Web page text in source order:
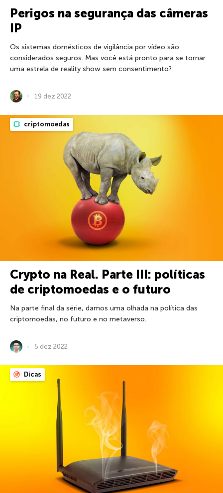
Perigos na segurança das câmeras
IP
Os sistemas domésticos de vigilância por vídeo são
considerados seguros. Mas você está pronto para se tornar
uma estrela de reality show sem consentimento?
19 dez 2022
criptomoedas
Crypto na Real. Parte III: políticas
de criptomoedas e o futuro
Na parte final da série, damos uma olhada na política das
criptomoedas, no futuro e no metaverso.
5 dez 2022
Dicas